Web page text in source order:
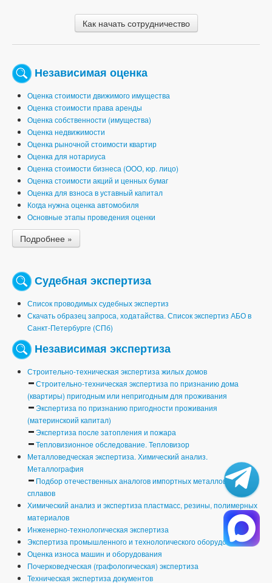
Как начать сотрудничество
Независимая оценка
Оценка стоимости движимого имущества
Оценка стоимости права аренды
Оценка собственности (имущества)
Оценка недвижимости
Оценка рыночной стоимости квартир
Оценка для нотариуса
Оценка стоимости бизнеса (ООО, юр. лицо)
Оценка стоимости акций и ценных бумаг
Оценка для взноса в уставный капитал
Когда нужна оценка автомобиля
Основные этапы проведения оценки
Подробнее »
Судебная экспертиза
Список проводимых судебных экспертиз
Скачать образец запроса, ходатайства. Список экспертиз АБО в
Санкт-Петербурге (СПб)
Независимая экспертиза
Строительно-техническая экспертиза жилых домов
Строительно-техническая экспертиза по признанию дома
(квартиры) пригодным или непригодным для проживания
Экспертиза по признанию пригодности проживания
(материнскоий капитал)
Экспертиза после затопления и пожара
Тепловизионное обследование. Тепловизор
Металловедческая экспертиза. Химический анализ.
Металлография
Подбор отечественных аналогов импортных металлов и
сплавов
Химический анализ и экспертиза пластмасс, резины, полимерных
материалов
Инженерно-технологическая экспертиза
Экспертиза промышленного и технологического оборудования
Оценка износа машин и оборудования
Почерковедческая (графологическая) экспертиза
Техническая экспертиза документов